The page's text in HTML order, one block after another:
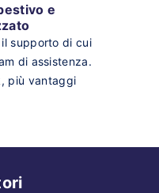
e
supporto di cui
di assistenza.
più vantaggi